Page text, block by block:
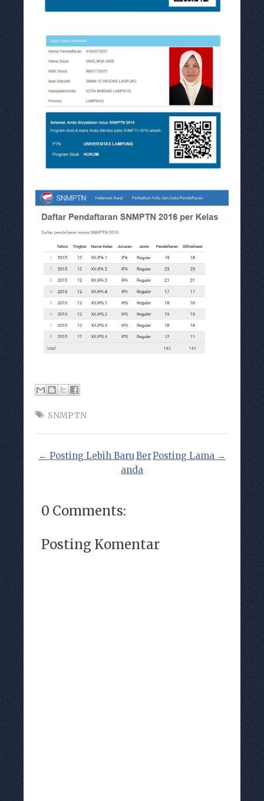
SNMPTN
← Posting Lebih Baru Posting Lama →
Ber
anda
0 Comments:
Posting Komentar